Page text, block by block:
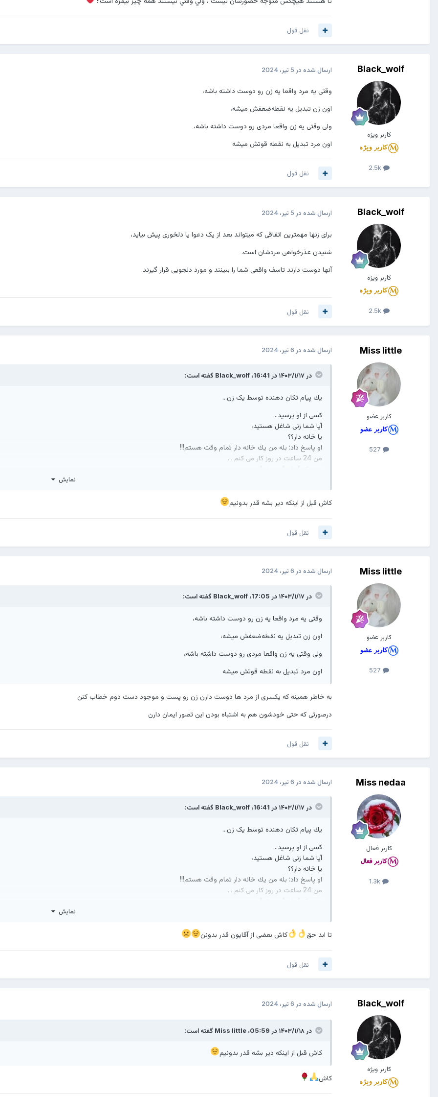
نقل قول
Black_wolf
کاربر ویژه
2.5k
ارسال شده در 5 تیر، 2024
وقتی یه مرد واقعا یه زن رو دوست داشته باشه،
اون زن تبدیل یه نقطه‌ضعفش میشه،
ولی وقتی یه زن واقعا مردی رو دوست داشته باشه،
اون مرد تبدیل به نقطه قوتش میشه
نقل قول
Black_wolf
کاربر ویژه
2.5k
ارسال شده در 5 تیر، 2024
برای زنها مهمترین اتفاقی که میتواند بعد از یک دعوا یا دلخوری پیش بیاید،
شنیدن عذرخواهی مردشان است.
آنها دوست دارند تاسف واقعی شما را ببینند و مورد دلجویی قرار گیرند
نقل قول
Miss little
کاربر عضو
ارسال شده در 6 تیر، 2024
در ۱۴۰۳/۱/۱۷ در 16:41، Black_wolf گفته است:
يك پیام تكان دهنده توسط یک زن...
کسی از او پرسيد...
آیا شما زنی شاغل هستيد،
یا خانه دار؟؟
او پاسخ داد: بله من يك خانه دار تمام وقت هستم!!!
من 24 ساعت در روز کار می کنم ...
من یک عروس خانواده همسرم هستم!!
من یک پيشخدمت هستم!!
من دستيار هستم!!
من یک مشاور هستم!!!
من تعطیلات ندارم!!
روز استراحت ندارم!!!
شبانه روز کار میکنم...
تمام ساعات و
"مگه چكار كردي از صبح تا حالا؟"
تقدیم به همه زنان كه مثل نمک ويژه هستند...
نمایش
کاش قبل از اینکه دیر بشه قدر بدونیم
نقل قول
Miss little
کاربر عضو
ارسال شده در 6 تیر، 2024
در ۱۴۰۳/۱/۱۷ در 17:05، Black_wolf گفته است:
وقتی یه مرد واقعا یه زن رو دوست داشته باشه،
اون زن تبدیل یه نقطه‌ضعفش میشه،
ولی وقتی یه زن واقعا مردی رو دوست داشته باشه،
اون مرد تبدیل به نقطه قوتش میشه
به خاطر همینه که یکسری از مرد ها دوست دارن زن رو پست و موجود دست دوم خطاب کنن
درصورتی که حتی خودشون هم به اشتباه بودن این تصور ایمان دارن
نقل قول
Miss nedaa
کاربر فعال
ارسال شده در 6 تیر، 2024
در ۱۴۰۳/۱/۱۷ در 16:41، Black_wolf گفته است:
يك پیام تكان دهنده توسط یک زن...
کسی از او پرسيد...
آیا شما زنی شاغل هستيد،
یا خانه دار؟؟
او پاسخ داد: بله من يك خانه دار تمام وقت هستم!!!
من 24 ساعت در روز کار می کنم ...
من یک عروس خانواده همسرم هستم!!
من یک پيشخدمت هستم!!
من دستيار هستم!!
من یک مشاور هستم!!!
من تعطیلات ندارم!!
روز استراحت ندارم!!!
شبانه روز کار میکنم...
نمایش
تا ابد حق کاش بعضی از آقایون قدر بدونن
نقل قول
Black_wolf
کاربر ویژه
ارسال شده در 6 تیر، 2024
در ۱۴۰۳/۱/۱۸ در 05:59، Miss little گفته است:
کاش قبل از اینکه دیر بشه قدر بدونیم
کاش